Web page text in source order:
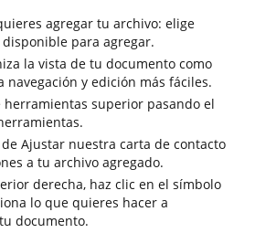
agregar tu archivo: elige
para agregar.
la vista de tu documento como
navegación y edición más fáciles.
herramientas superior pasando el
Ajustar nuestra carta de contacto
a tu archivo agregado.
derecha, haz clic en el símbolo
lo que quieres hacer a
documento.